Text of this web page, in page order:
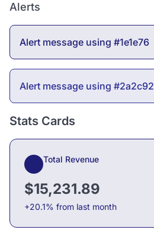
Alerts
Alert message using #1e1e76
Alert message using #2a2c92
Stats Cards
Total Revenue
$15,231.89
+20.1% from last month